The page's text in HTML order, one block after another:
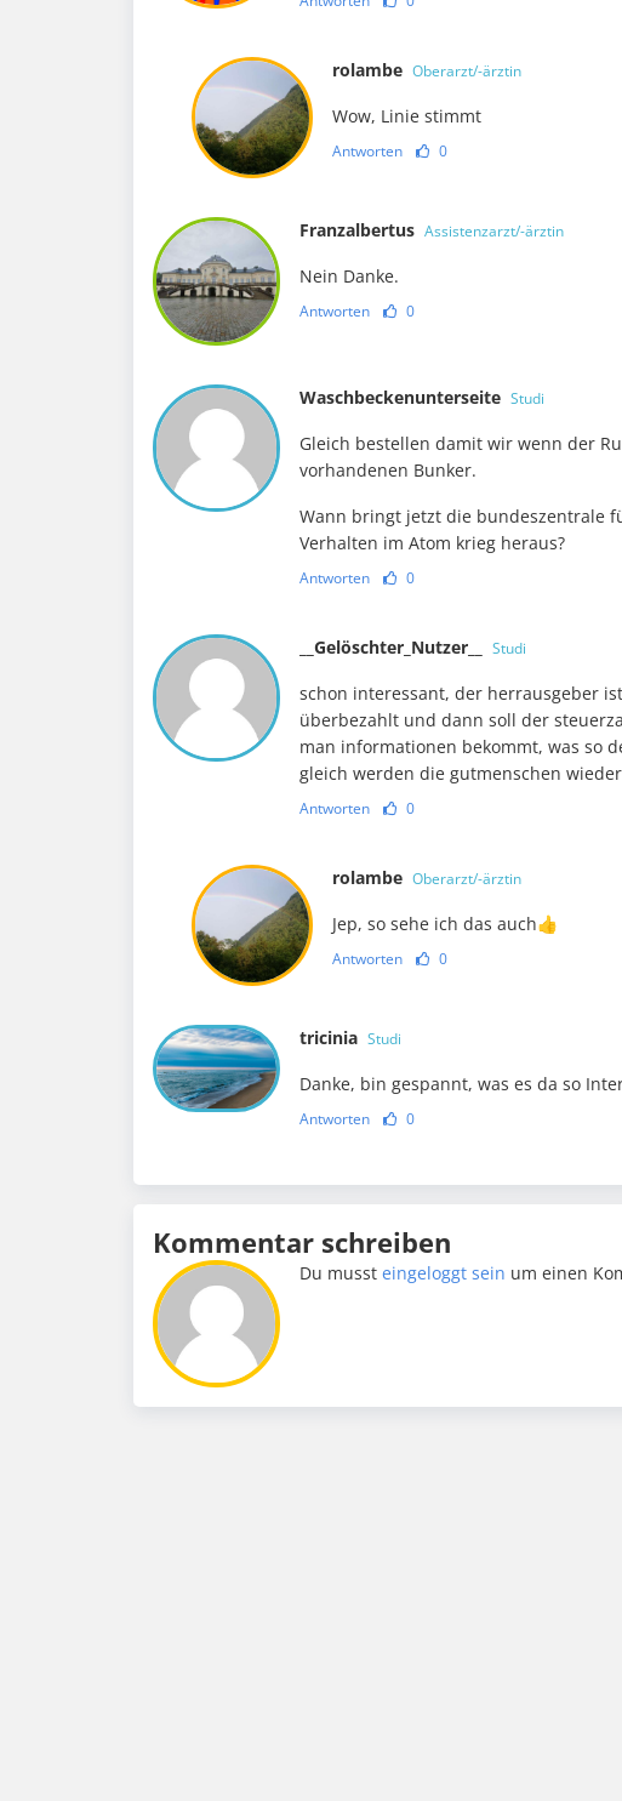
rolambe Oberarzt/-ärztin
Wow, Linie stimmt
Antworten 0
Franzalbertus Assistenzarzt/-ärztin
Nein Danke.
Antworten 0
Waschbeckenunterseite Studi
Gleich bestellen damit wir wenn der
vorhandenen Bunker.
Wann bringt jetzt die bundeszentrale
Verhalten im Atom krieg heraus?
Antworten 0
__Gelöschter_Nutzer__ Studi
schon interessant, der herrausgeber
überbezahlt und dann soll der
man informationen bekommt, was so
gleich werden die gutmenschen
Antworten 0
rolambe Oberarzt/-ärztin
Jep, so sehe ich das auch👍
Antworten 0
tricinia Studi
Danke, bin gespannt, was es da so
Antworten 0
Kommentar schreiben
Du mussteingeloggt sein um einen